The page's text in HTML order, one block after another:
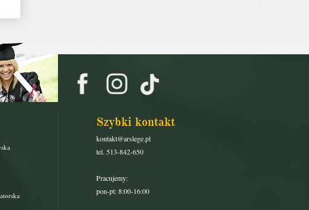
Szybki kontakt
kontakt@arslege.pl
tel. 513-842-650
Pracujemy:
pon-pt: 8:00-16:00